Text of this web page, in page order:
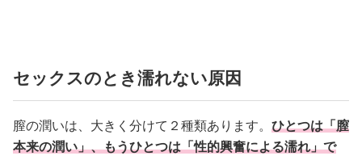
セックスのとき濡れない原因
膣の潤いは、大きく分けて２種類あります。 ひとつは「膣
本来の潤い」、もうひとつは「性的興奮による濡れ」で